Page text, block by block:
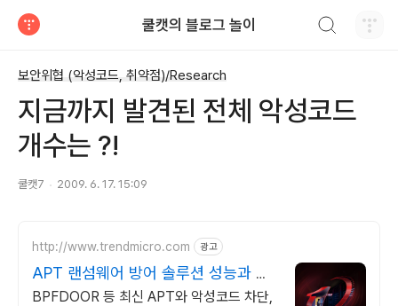
쿨캣의 블로그 놀이
보안위협 (악성코드, 취약점)/Research
지금까지 발견된 전체 악성코드
개수는 ?!
쿨캣7 2009. 6. 17. 15:09
http://www.trendmicro.com 광고
APT 랜섬웨어 방어 솔루션 성능과 안
정성이 검증된 벤더
BPFDOOR 등 최신 APT와 악성코드 차단,